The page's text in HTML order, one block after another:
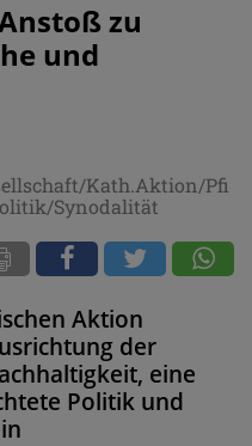
zu
und
Kath.Aktion/Pfi
Synodalität
Aktion
der
eine
Politik und